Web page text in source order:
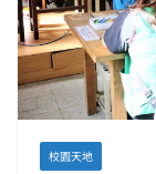
校園天地